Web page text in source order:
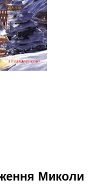
Миколи